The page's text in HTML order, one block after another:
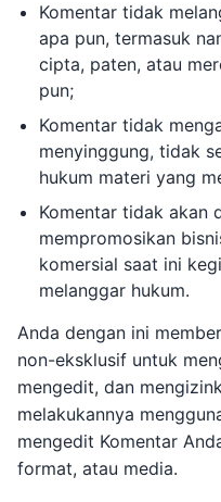
Komentar tidak
apa pun, termasuk
cipta, paten, atau
pun;
Komentar tidak
menyinggung, tidak
hukum materi yang
Komentar tidak akan
mempromosikan
komersial saat ini
melanggar hukum.
Anda dengan ini
non-eksklusif untuk
mengedit, dan
melakukannya
mengedit Komentar
format, atau media.